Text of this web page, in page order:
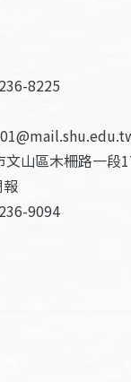
8225
文山區木柵路一段
報
9094